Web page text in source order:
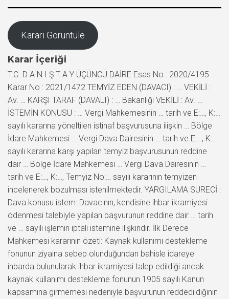
Kararı Görüntüle
Karar İçeriği
T.C. D A N I Ş T A Y ÜÇÜNCÜ DAİRE Esas No : 2020/4195
Karar No : 2021/1472 TEMYİZ EDEN (DAVACI) : … VEKİLİ :
Av. … KARŞI TARAF (DAVALI) : … Bakanlığı VEKİLİ : Av. …
İSTEMİN KONUSU : … Vergi Mahkemesinin … tarih ve E:…, K:…
sayılı kararına yöneltilen istinaf başvurusuna ilişkin … Bölge
İdare Mahkemesi … Vergi Dava Dairesinin … tarih ve E:…, K:…
sayılı kararına karşı yapılan temyiz başvurusunun reddine
dair … Bölge İdare Mahkemesi … Vergi Dava Dairesinin …
tarih ve E:…, K:…, Temyiz No:… sayılı kararının temyizen
incelenerek bozulması istenilmektedir. YARGILAMA SÜRECİ :
Dava konusu istem: Davacının, kendisine ihbar ikramiyesi
ödenmesi talebiyle yapılan başvurunun reddine dair … tarih
ve … sayılı işlemin iptali istemine ilişkindir. İlk Derece
Mahkemesi kararının özeti: Kaynak kullanımı destekleme
fonunun ziyaına sebep olunduğundan bahisle idareye
ihbarda bulunularak ihbar ikramiyesi talep edildiği ancak
kaynak kullanımı destekleme fonunun 1905 sayılı Kanun
kapsamına girmemesi nedeniyle başvurunun reddedildiğinin